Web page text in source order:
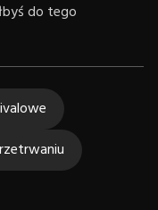
do tego